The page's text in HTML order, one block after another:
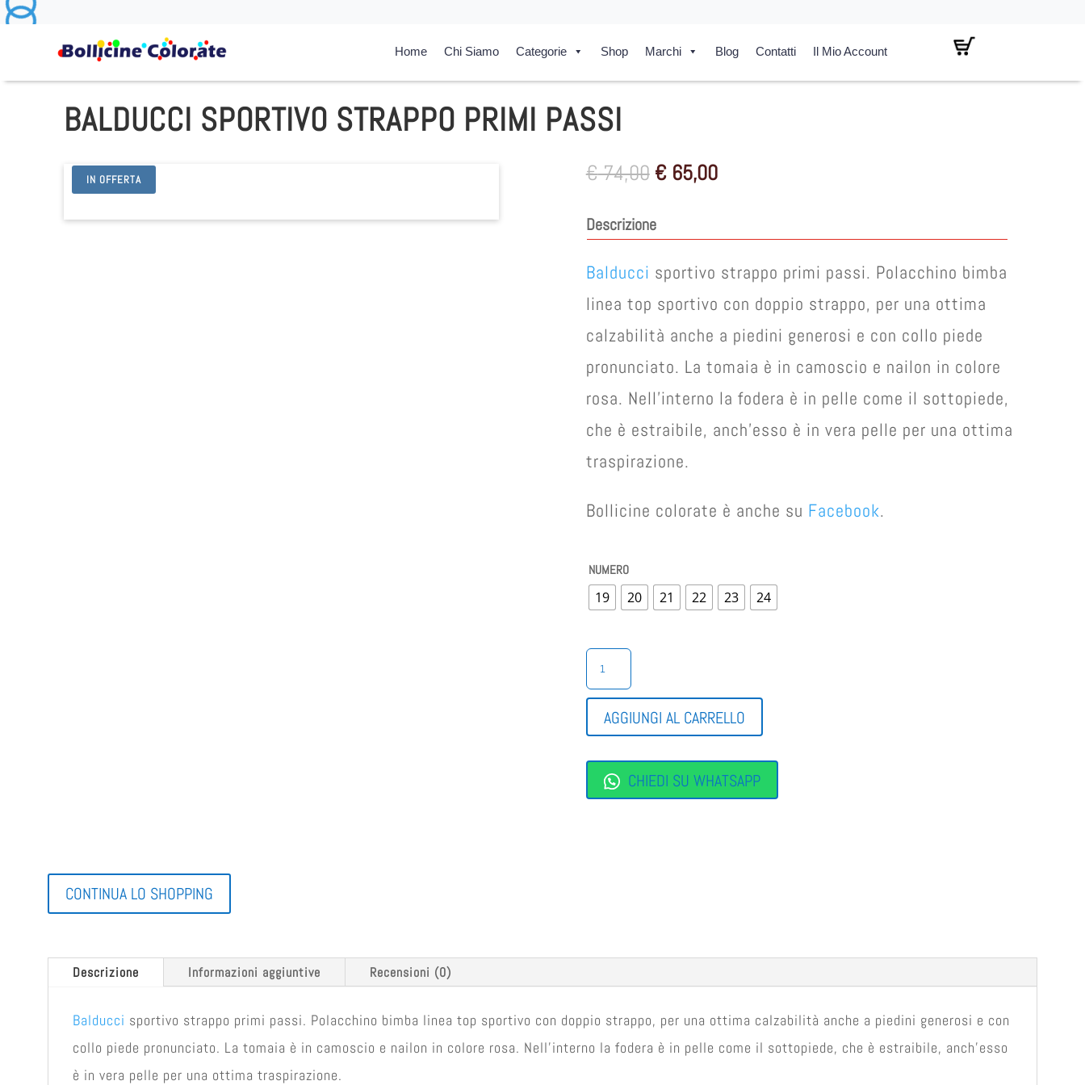
Home Chi Siamo Categorie Shop Marchi Blog Contatti Il Mio Account
BALDUCCI SPORTIVO STRAPPO PRIMI PASSI
IN OFFERTA €74,00 Il
prezzo
era:
€ 74,00.
€65,00Il
€ 65,00.
Descrizione
Balducci sportivo strappo primi passi. Polacchino bimba
linea top sportivo con doppio strappo, per una ottima
calzabilità anche a piedini generosi e con collo piede
pronunciato. La tomaia è in camoscio e nailon in colore
rosa. Nell’interno la fodera è in pelle come il sottopiede,
che è estraibile, anch’esso è in vera pelle per una ottima
traspirazione.
Bollicine colorate è anche su Facebook.
NUMERO
19 20 21 22 23 24
BALDUCCI SPORTIVO
STRAPPO
PRIMI
QUANTITÀ
AGGIUNGI AL CARRELLO
CHIEDI SU WHATSAPP
CONTINUA LO SHOPPING
Descrizione Informazioni aggiuntive Recensioni (0)
Balducci sportivo strappo primi passi. Polacchino bimba linea top sportivo con doppio strappo, per una ottima calzabilità anche a piedini generosi e con
collo piede pronunciato. La tomaia è in camoscio e nailon in colore rosa. Nell’interno la fodera è in pelle come il sottopiede, che è estraibile, anch’esso
è in vera pelle per una ottima traspirazione.